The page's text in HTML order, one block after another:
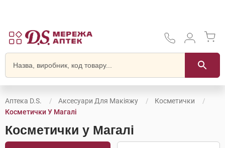
Аптека D.S. Аксесуари Для Макіяжу
Косметички
Косметички У Магалі
Косметички у Магалі